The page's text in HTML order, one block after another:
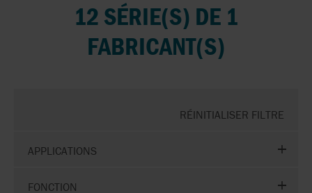
12 SÉRIE(S) DE 1
FABRICANT(S)
RÉINITIALISER FILTRE
APPLICATIONS
FONCTION